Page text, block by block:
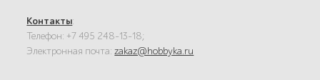
Контакты:
Телефон: +7 495 248-13-18;
Электронная почта:zakaz@hobbyka.ru